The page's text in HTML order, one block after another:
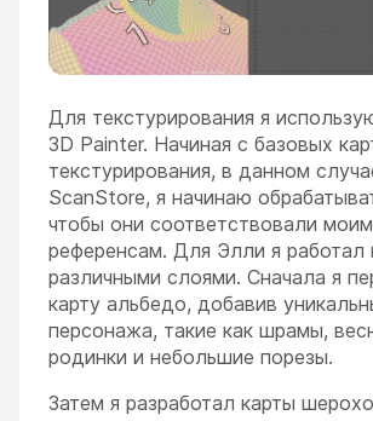
Для текстурирования я
3D Painter. Начиная с базовых
текстурирования, в данном
ScanStore, я начинаю
чтобы они соответствовали моим
референсам. Для Элли я работал
различными слоями. Сначала я
карту альбедо, добавив
персонажа, такие как шрамы,
родинки и небольшие порезы.
Затем я разработал карты